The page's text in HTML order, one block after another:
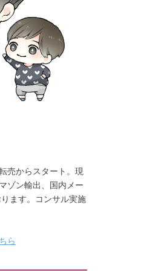
売からスタート。現
ゾン輸出、国内メー
ます。コンサル実施
ら